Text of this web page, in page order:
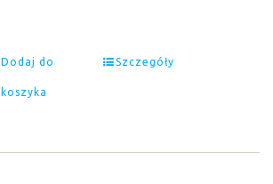
Dodaj do
koszyka
Szczegóły